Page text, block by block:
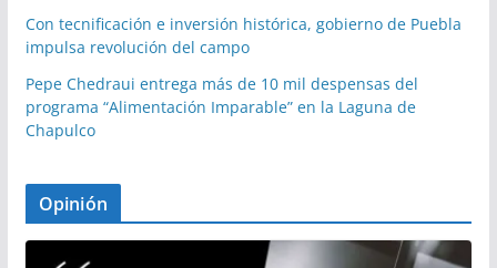
Con tecnificación e inversión histórica, gobierno de Puebla
impulsa revolución del campo
Pepe Chedraui entrega más de 10 mil despensas del
programa “Alimentación Imparable” en la Laguna de
Chapulco
Opinión